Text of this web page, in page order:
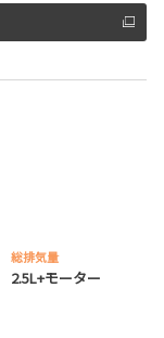
総排気量
2.5L+モーター